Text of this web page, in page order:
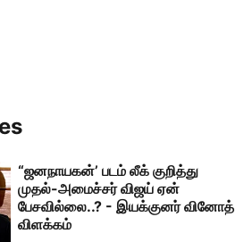
“ஜனநாயகன்’ படம் லீக் குறித்து
முதல்-அமைச்சர் விஜய் ஏன்
பேசவில்லை..? - இயக்குனர் வினோத்
விளக்கம்